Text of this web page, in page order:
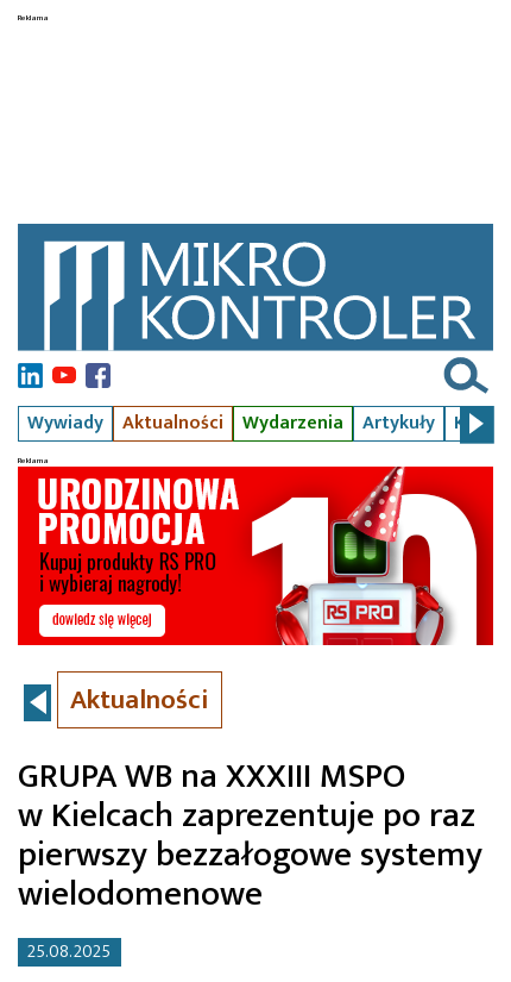
Wywiady Aktualności Wydarzenia Artykuły Kursy
Aktualności
GRUPA WB na XXXIII MSPO
w Kielcach zaprezentuje po raz
pierwszy bezzałogowe systemy
wielodomenowe
25.08.2025